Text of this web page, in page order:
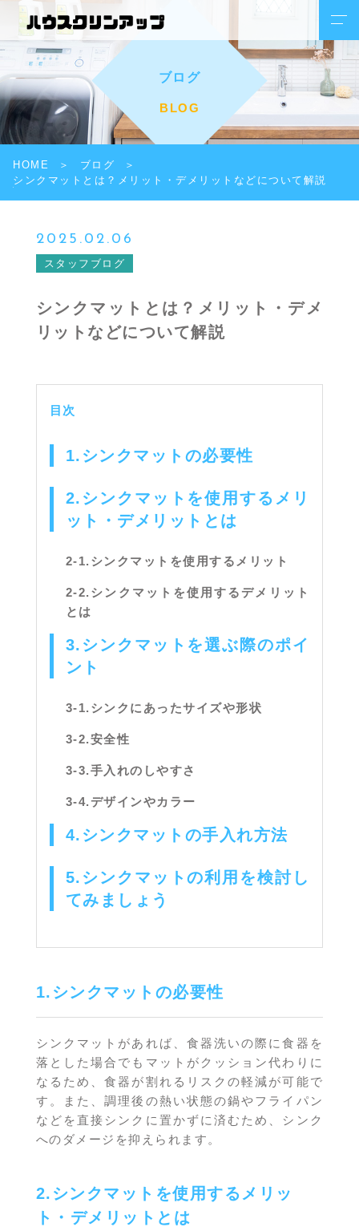
ブログ
BLOG
HOME
ブログ
シンクマットとは？メリット・デメリットなどについて解説
2025.02.06
スタッフブログ
シンクマットとは？メリット・デメ
リットなどについて解説
目次
1.シンクマットの必要性
2.シンクマットを使用するメリ
ット・デメリットとは
2-1.シンクマットを使用するメリット
2-2.シンクマットを使用するデメリット
とは
3.シンクマットを選ぶ際のポイ
ント
3-1.シンクにあったサイズや形状
3-2.安全性
3-3.手入れのしやすさ
3-4.デザインやカラー
4.シンクマットの手入れ方法
5.シンクマットの利用を検討し
てみましょう
1.シンクマットの必要性
シンクマットがあれば、食器洗いの際に食器を
落とした場合でもマットがクッション代わりに
なるため、食器が割れるリスクの軽減が可能で
す。また、調理後の熱い状態の鍋やフライパン
などを直接シンクに置かずに済むため、シンク
へのダメージを抑えられます。
2.シンクマットを使用するメリッ
ト・デメリットとは